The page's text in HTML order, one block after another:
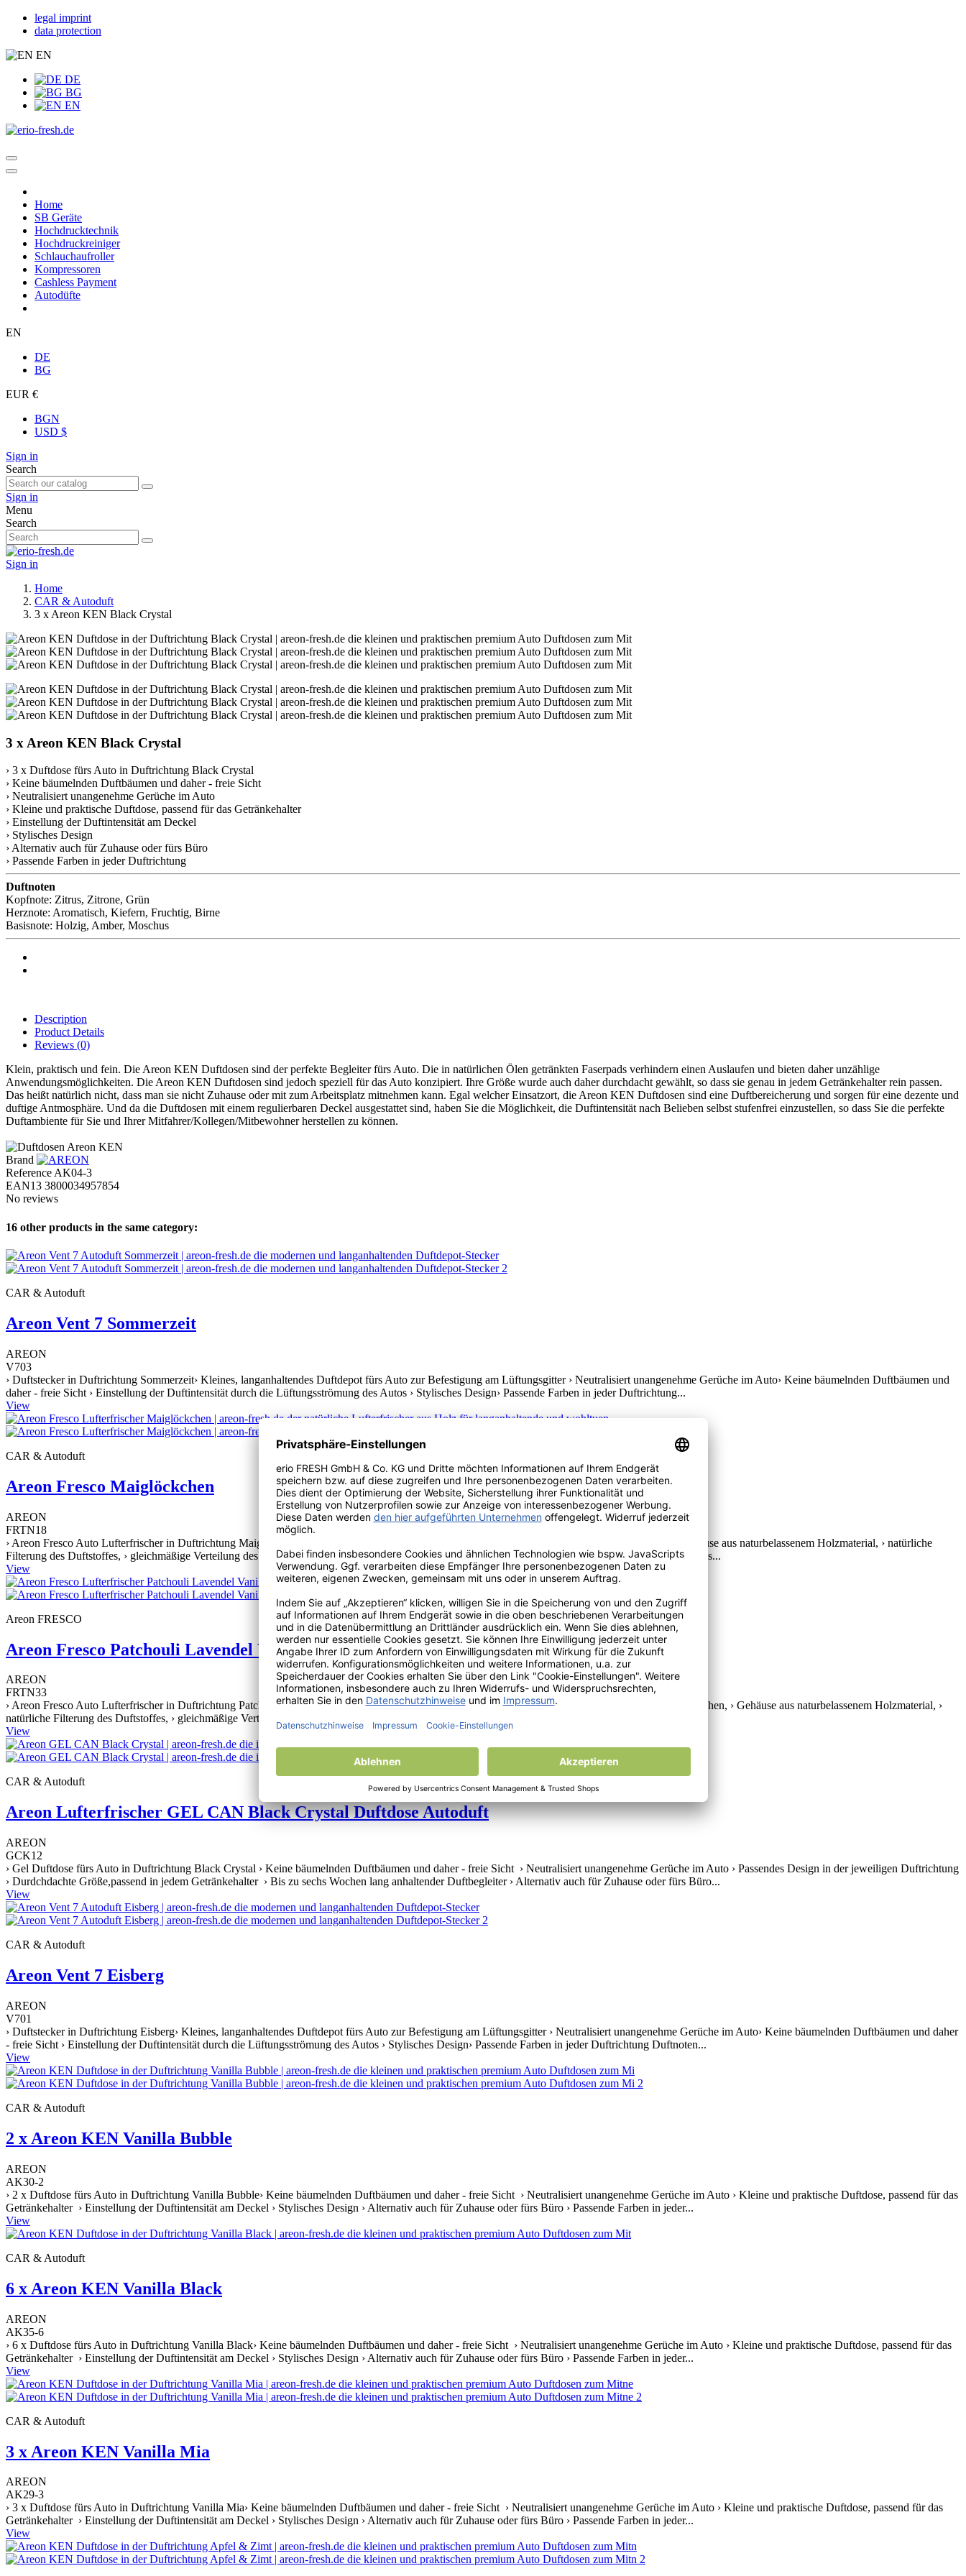
legal imprint
data protection
EN
DE
BG
EN
Home
SB Geräte
Hochdrucktechnik
Hochdruckreiniger
Schlauchaufroller
Kompressoren
Cashless Payment
Autodüfte
EN
DE
BG
EUR €
BGN
USD $
Sign in
Search
Sign in
Menu
Search
Sign in
Home
CAR & Autoduft
3 x Areon KEN Black Crystal
3 x Areon KEN Black Crystal
› 3 x Duftdose fürs Auto in Duftrichtung Black Crystal
› Keine bäumelnden Duftbäumen und daher - freie Sicht
› Neutralisiert unangenehme Gerüche im Auto
› Kleine und praktische Duftdose, passend für das Getränkehalter
› Einstellung der Duftintensität am Deckel
› Stylisches Design
› Alternativ auch für Zuhause oder fürs Büro
› Passende Farben in jeder Duftrichtung
Duftnoten
Kopfnote: Zitrus, Zitrone, Grün
Herznote: Aromatisch, Kiefern, Fruchtig, Birne
Basisnote: Holzig, Amber, Moschus
Description
Product Details
Reviews (0)
Klein, praktisch und fein. Die Areon KEN Duftdosen sind der perfekte Begleiter fürs Auto. Die in natürlichen Ölen getränkten Faserpads verhindern einen Auslaufen und bieten daher unzählige
Anwendungsmöglichkeiten. Die Areon KEN Duftdosen sind jedoch speziell für das Auto konzipiert. Ihre Größe wurde auch daher durchdacht gewählt, so dass sie genau in jedem Getränkehalter rein passen.
Das heißt natürlich nicht, dass man sie nicht Zuhause oder mit zum Arbeitsplatz mitnehmen kann. Egal welcher Einsatzort, die Areon KEN Duftdosen sind eine Duftbereicherung und sorgen für eine dezente und
duftige Antmosphäre. Und da die Duftdosen mit einem regulierbaren Deckel ausgestattet sind, haben Sie die Möglichkeit, die Duftintensität nach Belieben selbst stufenfrei einzustellen, so dass Sie die perfekte
Duftambiente für Sie und Ihrer Mitfahrer/Kollegen/Mitbewohner herstellen zu können.
Brand
ReferenceAK04-3
EAN13 3800034957854
No reviews
16 other products in the same category:
CAR & Autoduft
Areon Vent 7 Sommerzeit
AREON
V703
› Duftstecker in Duftrichtung Sommerzeit› Kleines, langanhaltendes Duftdepot fürs Auto zur Befestigung am Lüftungsgitter › Neutralisiert unangenehme Gerüche im Auto› Keine bäumelnden Duftbäumen und
daher - freie Sicht › Einstellung der Duftintensität durch die Lüftungsströmung des Autos › Stylisches Design› Passende Farben in jeder Duftrichtung...
View
CAR & Autoduft
Areon Fresco Maiglöckchen
AREON
FRTN18
› Areon Fresco Auto Lufterfrischer in Duftrichtung Maiglöckchen, › Perfekt auch für kleine Räumlichkeiten, › Parfümflüssigkeit in Glasfläschchen, › Gehäuse aus naturbelassenem Holzmaterial, › natürliche
Filterung des Duftstoffes, › gleichmäßige Verteilung des Duftes im Innenraum, › langanhaltende kleine Duftbomben in einem Riesenauswahl, › Einzigartiges...
View
Areon FRESCO
Areon Fresco Patchouli Lavendel Vanille
AREON
FRTN33
› Areon Fresco Auto Lufterfrischer in Duftrichtung Patchouli Lavendel Vanille, › Perfekt auch für kleine Räumlichkeiten, › Parfümflüssigkeit in Glasfläschchen, › Gehäuse aus naturbelassenem Holzmaterial, ›
natürliche Filterung des Duftstoffes, › gleichmäßige Verteilung des Duftes im Innenraum, › langanhaltende kleine Duftbomben in einem Riesenauswahl, ›...
View
CAR & Autoduft
Areon Lufterfrischer GEL CAN Black Crystal Duftdose Autoduft
AREON
GCK12
› Gel Duftdose fürs Auto in Duftrichtung Black Crystal › Keine bäumelnden Duftbäumen und daher - freie Sicht › Neutralisiert unangenehme Gerüche im Auto › Passendes Design in der jeweiligen Duftrichtung
› Durdchdachte Größe,passend in jedem Getränkehalter › Bis zu sechs Wochen lang anhaltender Duftbegleiter › Alternativ auch für Zuhause oder fürs Büro...
View
CAR & Autoduft
Areon Vent 7 Eisberg
AREON
V701
› Duftstecker in Duftrichtung Eisberg› Kleines, langanhaltendes Duftdepot fürs Auto zur Befestigung am Lüftungsgitter › Neutralisiert unangenehme Gerüche im Auto› Keine bäumelnden Duftbäumen und daher
- freie Sicht › Einstellung der Duftintensität durch die Lüftungsströmung des Autos › Stylisches Design› Passende Farben in jeder Duftrichtung Duftnoten...
View
CAR & Autoduft
2 x Areon KEN Vanilla Bubble
AREON
AK30-2
› 2 x Duftdose fürs Auto in Duftrichtung Vanilla Bubble› Keine bäumelnden Duftbäumen und daher - freie Sicht › Neutralisiert unangenehme Gerüche im Auto › Kleine und praktische Duftdose, passend für das
Getränkehalter › Einstellung der Duftintensität am Deckel › Stylisches Design › Alternativ auch für Zuhause oder fürs Büro › Passende Farben in jeder...
View
CAR & Autoduft
6 x Areon KEN Vanilla Black
AREON
AK35-6
› 6 x Duftdose fürs Auto in Duftrichtung Vanilla Black› Keine bäumelnden Duftbäumen und daher - freie Sicht › Neutralisiert unangenehme Gerüche im Auto › Kleine und praktische Duftdose, passend für das
Getränkehalter › Einstellung der Duftintensität am Deckel › Stylisches Design › Alternativ auch für Zuhause oder fürs Büro › Passende Farben in jeder...
View
CAR & Autoduft
3 x Areon KEN Vanilla Mia
AREON
AK29-3
› 3 x Duftdose fürs Auto in Duftrichtung Vanilla Mia› Keine bäumelnden Duftbäumen und daher - freie Sicht › Neutralisiert unangenehme Gerüche im Auto › Kleine und praktische Duftdose, passend für das
Getränkehalter › Einstellung der Duftintensität am Deckel › Stylisches Design › Alternativ auch für Zuhause oder fürs Büro › Passende Farben in jeder...
View